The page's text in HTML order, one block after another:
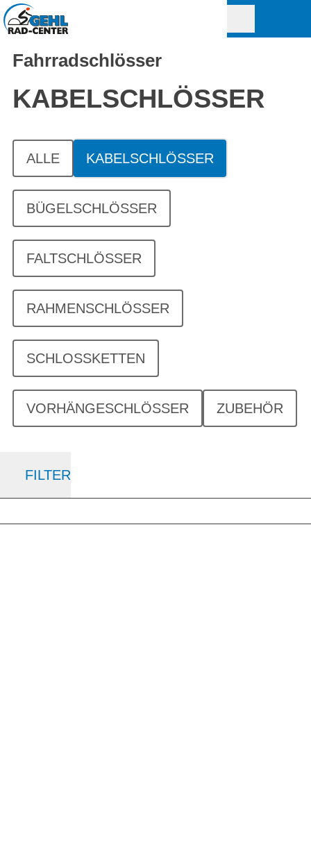
Fahrradschlösser
KABELSCHLÖSSER
ALLE KABELSCHLÖSSER
BÜGELSCHLÖSSER
FALTSCHLÖSSER
RAHMENSCHLÖSSER
SCHLOSSKETTEN
VORHÄNGESCHLÖSSER ZUBEHÖR
FILTER